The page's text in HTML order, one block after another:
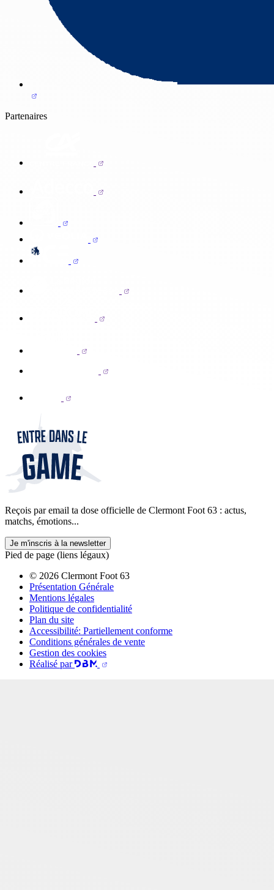
Partenaires
Reçois par email ta dose officielle de Clermont Foot 63 : actus,
matchs, émotions...
Je m'inscris à la newsletter
Pied de page (liens légaux)
© 2026 Clermont Foot 63
Présentation Générale
Mentions légales
Politique de confidentialité
Plan du site
Accessibilité: Partiellement conforme
Conditions générales de vente
Gestion des cookies
Réalisé par